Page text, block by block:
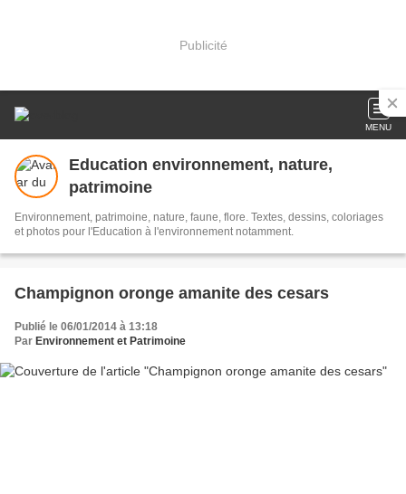
Publicité
MENU
Education environnement, nature,
patrimoine
Environnement, patrimoine, nature, faune, flore. Textes, dessins, coloriages
et photos pour l'Education à l'environnement notamment.
Champignon oronge amanite des cesars
Publié le 06/01/2014 à 13:18
Par Environnement et Patrimoine